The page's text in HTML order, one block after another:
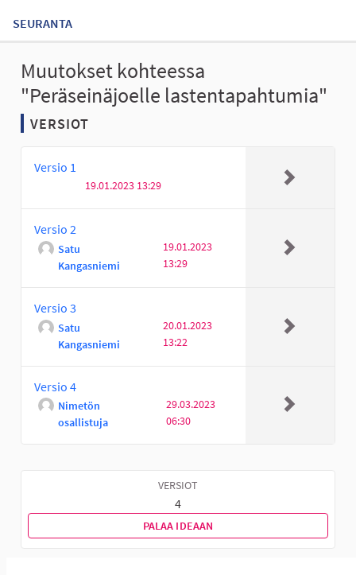
SEURANTA
Muutokset kohteessa
"Peräseinäjoelle lastentapahtumia"
VERSIOT
Versio 1
19.01.2023 13:29
Versio 2
Satu
Kangasniemi
19.01.2023
13:29
Versio 3
Satu
Kangasniemi
20.01.2023
13:22
Versio 4
Nimetön
osallistuja
29.03.2023
06:30
VERSIOT
4
PALAA IDEAAN